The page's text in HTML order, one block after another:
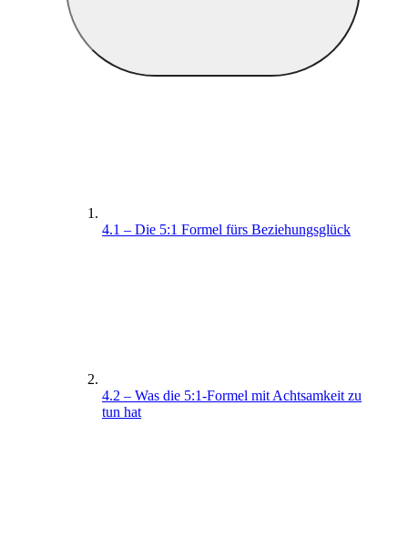
4.1 – Die 5:1 Formel fürs Beziehungsglück
4.2 – Was die 5:1-Formel mit Achtsamkeit zu
tun hat